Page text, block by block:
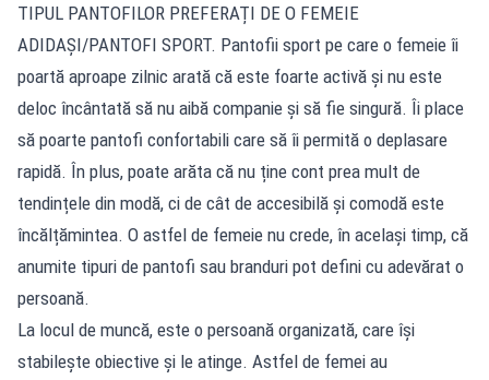
TIPUL PANTOFILOR PREFERAȚI DE O FEMEIE
ADIDAȘI/PANTOFI SPORT. Pantofii sport pe care o femeie îi
poartă aproape zilnic arată că este foarte activă și nu este
deloc încântată să nu aibă companie și să fie singură. Îi place
să poarte pantofi confortabili care să îi permită o deplasare
rapidă. În plus, poate arăta că nu ține cont prea mult de
tendințele din modă, ci de cât de accesibilă și comodă este
încălțămintea. O astfel de femeie nu crede, în același timp, că
anumite tipuri de pantofi sau branduri pot defini cu adevărat o
persoană.
La locul de muncă, este o persoană organizată, care își
stabilește obiective și le atinge. Astfel de femei au